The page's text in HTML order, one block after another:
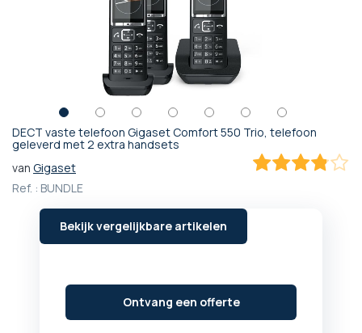
DECT vaste telefoon Gigaset Comfort 550 Trio, telefoon
geleverd met 2 extra handsets
van Gigaset
Ref. : BUNDLE
Bekijk vergelijkbare artikelen
Ontvang een offerte
Ga
het
begin
afbeeldingen-